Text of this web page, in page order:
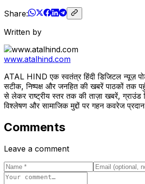
Share:
Written by
www.atalhind.com
ATAL HIND एक स्वतंत्र हिंदी डिजिटल न्यूज़
सटीक, निष्पक्ष और जनहित की खबरें पाठकों तक
से लेकर राष्ट्रीय स्तर तक की ताज़ा खबरें, ग्राउंड
विश्लेषण और सामाजिक मुद्दों पर गहन कवरेज
Comments
Leave a comment